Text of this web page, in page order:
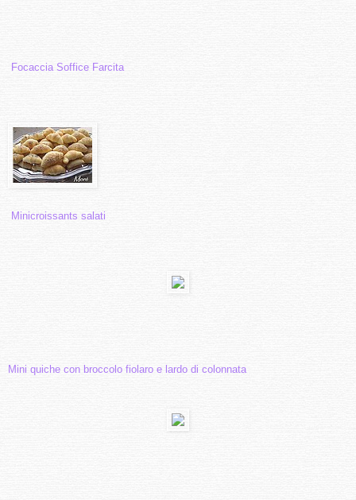
Focaccia Soffice Farcita
Minicroissants salati
Mini quiche con broccolo fiolaro e lardo di colonnata